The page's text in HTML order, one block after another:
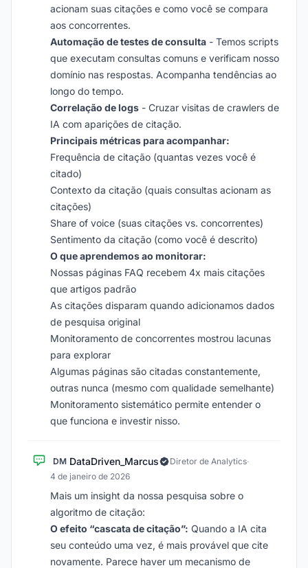
acionam suas citações e como você se compara
aos concorrentes.
Automação de testes de consulta - Temos scripts
que executam consultas comuns e verificam nosso
domínio nas respostas. Acompanha tendências ao
longo do tempo.
Correlação de logs - Cruzar visitas de crawlers de
IA com aparições de citação.
Principais métricas para acompanhar:
Frequência de citação (quantas vezes você é
citado)
Contexto da citação (quais consultas acionam as
citações)
Share of voice (suas citações vs. concorrentes)
Sentimento da citação (como você é descrito)
O que aprendemos ao monitorar:
Nossas páginas FAQ recebem 4x mais citações
que artigos padrão
As citações disparam quando adicionamos dados
de pesquisa original
Monitoramento de concorrentes mostrou lacunas
para explorar
Algumas páginas são citadas constantemente,
outras nunca (mesmo com qualidade semelhante)
Monitoramento sistemático permite entender o
que funciona e investir nisso.
DM DataDriven_Marcus Diretor de Analytics·
4 de janeiro de 2026
Mais um insight da nossa pesquisa sobre o
algoritmo de citação:
O efeito “cascata de citação”: Quando a IA cita
seu conteúdo uma vez, é mais provável que cite
novamente. Parece haver um mecanismo de